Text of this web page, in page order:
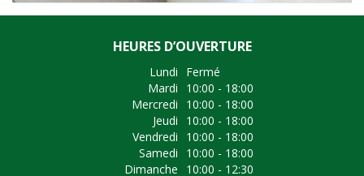
HEURES D’OUVERTURE
Lundi
Fermé
Mardi
10:00 - 18:00
Mercredi
10:00 - 18:00
Jeudi
10:00 - 18:00
Vendredi
10:00 - 18:00
Samedi
10:00 - 18:00
Dimanche
10:00 - 12:30